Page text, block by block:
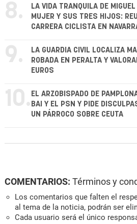
8.
LA VIDA TRANQUILA DE
MUJER Y SUS TRES HIJOS:
CARRERA CICLISTA EN
9.
LA GUARDIA CIVIL LOCALIZA
ROBADA EN PERALTA Y
EUROS
10. EL ARZOBISPADO DE
BAI Y EL PSN Y PIDE
UN PÁRROCO SOBRE CEUTA
COMENTARIOS: Términos y
Los comentarios que falten el
al tema de la noticia, podrán ser
Cada usuario será el único